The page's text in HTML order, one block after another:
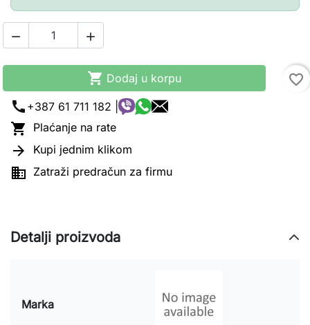
 
 Dodaj u korpu
favorite_border
call +387 61 711 182 |
 Plaćanje na rate
 Kupi jednim klikom
 Zatraži predračun za firmu
Detalji proizvoda
Marka